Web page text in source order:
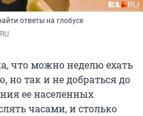
ответы на глобусе
что можно неделю ехать
но так и не добраться до
ее населенных
часами, и столько